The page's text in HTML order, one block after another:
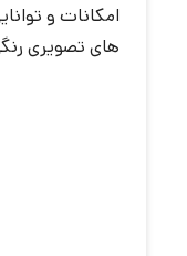
امکانات و
های تصويری